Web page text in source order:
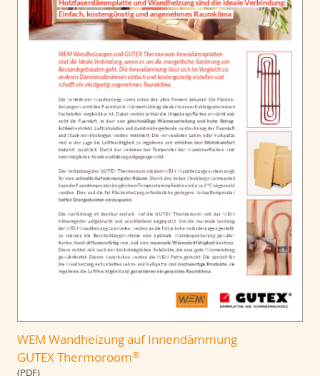
WEM Wandheizung auf Innendämmung
GUTEX Thermoroom®
(PDF)